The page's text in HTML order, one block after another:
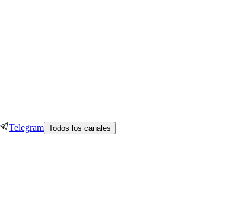
Telegram Todos los canales